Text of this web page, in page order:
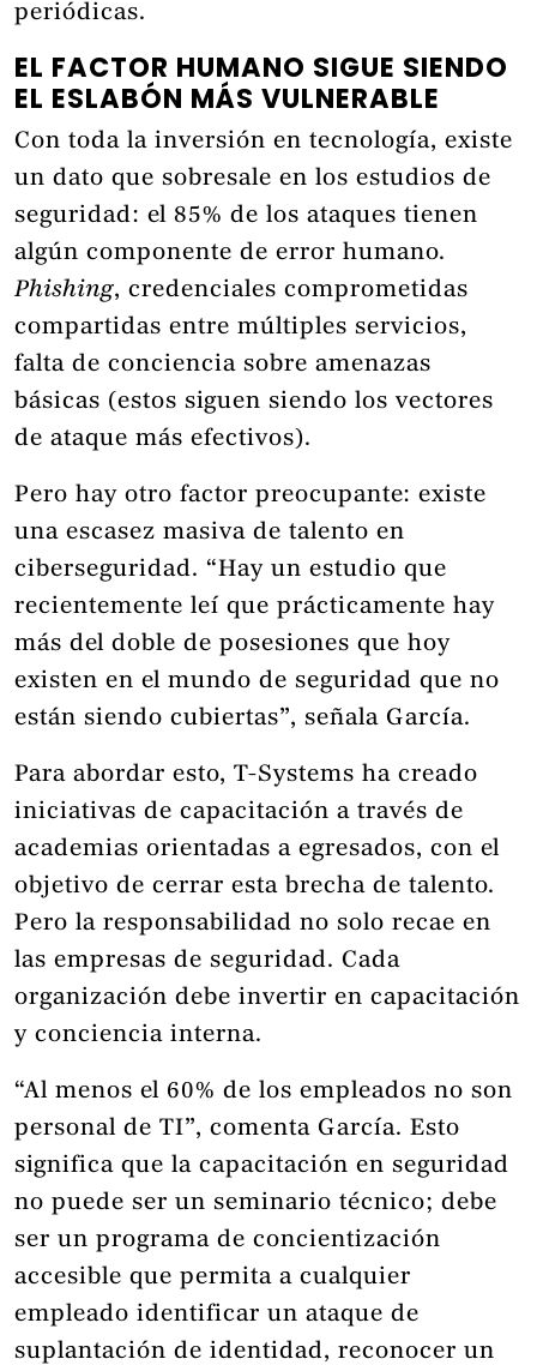
periódicas.
EL FACTOR HUMANO SIGUE SIENDO
EL ESLABÓN MÁS VULNERABLE
Con toda la inversión en tecnología, existe
un dato que sobresale en los estudios de
seguridad: el 85% de los ataques tienen
algún componente de error humano.
Phishing, credenciales comprometidas
compartidas entre múltiples servicios,
falta de conciencia sobre amenazas
básicas (estos siguen siendo los vectores
de ataque más efectivos).
Pero hay otro factor preocupante: existe
una escasez masiva de talento en
ciberseguridad. “Hay un estudio que
recientemente leí que prácticamente hay
más del doble de posesiones que hoy
existen en el mundo de seguridad que no
están siendo cubiertas”, señala García.
Para abordar esto, T-Systems ha creado
iniciativas de capacitación a través de
academias orientadas a egresados, con el
objetivo de cerrar esta brecha de talento.
Pero la responsabilidad no solo recae en
las empresas de seguridad. Cada
organización debe invertir en capacitación
y conciencia interna.
“Al menos el 60% de los empleados no son
personal de TI”, comenta García. Esto
significa que la capacitación en seguridad
no puede ser un seminario técnico; debe
ser un programa de concientización
accesible que permita a cualquier
empleado identificar un ataque de
suplantación de identidad, reconocer un